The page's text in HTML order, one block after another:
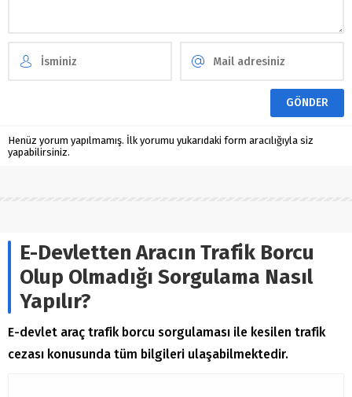
Henüz yorum yapılmamış. İlk yorumu yukarıdaki form aracılığıyla siz
yapabilirsiniz.
E-Devletten Aracın Trafik Borcu
Olup Olmadığı Sorgulama Nasıl
Yapılır?
E-devlet araç trafik borcu sorgulaması ile kesilen trafik
cezası konusunda tüm bilgileri ulaşabilmektedir.